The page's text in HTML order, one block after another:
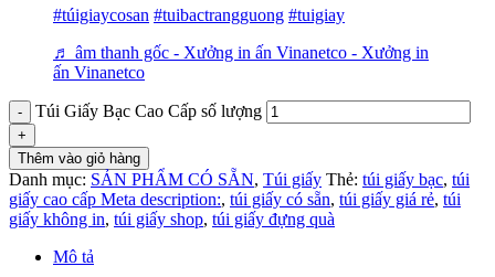
#túigiaycosan #tuibactrangguong #tuigiay
♬ âm thanh gốc - Xưởng in ấn Vinanetco - Xưởng in
ấn Vinanetco
Túi Giấy Bạc Cao Cấp số lượng
Thêm vào giỏ hàng
Danh mục: SẢN PHẨM CÓ SẴN, Túi giấy Thẻ: túi giấy bạc, túi
giấy cao cấp Meta description:, túi giấy có sẵn, túi giấy giá rẻ, túi
giấy không in, túi giấy shop, túi giấy đựng quà
Mô tả